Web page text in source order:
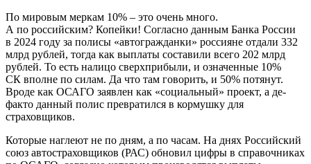
По мировым меркам 10% – это очень много.
А по российским? Копейки! Согласно данным Банка России
в 2024 году за полисы «автогражданки» россияне отдали 332
млрд рублей, тогда как выплаты составили всего 202 млрд
рублей. То есть налицо сверхприбыли, и означенные 10%
СК вполне по силам. Да что там говорить, и 50% потянут.
Вроде как ОСАГО заявлен как «социальный» проект, а де-
факто данный полис превратился в кормушку для
страховщиков.
Которые наглеют не по дням, а по часам. На днях Российский
союз автостраховщиков (РАС) обновил цифры в справочниках